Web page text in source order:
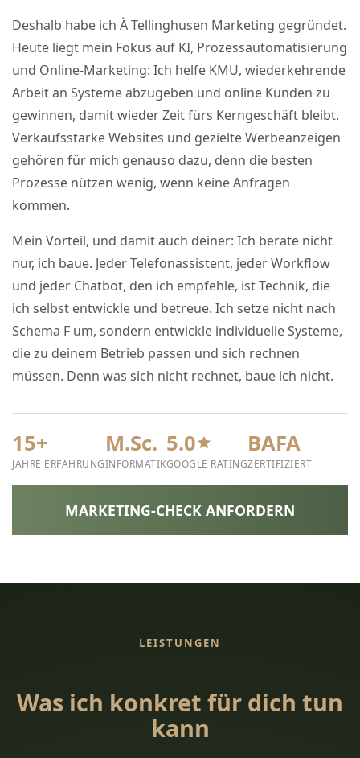
Deshalb habe ich À Tellinghusen Marketing gegründet.
Heute liegt mein Fokus auf KI, Prozessautomatisierung
und Online-Marketing: Ich helfe KMU, wiederkehrende
Arbeit an Systeme abzugeben und online Kunden zu
gewinnen, damit wieder Zeit fürs Kerngeschäft bleibt.
Verkaufsstarke Websites und gezielte Werbeanzeigen
gehören für mich genauso dazu, denn die besten
Prozesse nützen wenig, wenn keine Anfragen
kommen.
Mein Vorteil, und damit auch deiner: Ich berate nicht
nur, ich baue. Jeder Telefonassistent, jeder Workflow
und jeder Chatbot, den ich empfehle, ist Technik, die
ich selbst entwickle und betreue. Ich setze nicht nach
Schema F um, sondern entwickle individuelle Systeme,
die zu deinem Betrieb passen und sich rechnen
müssen. Denn was sich nicht rechnet, baue ich nicht.
15+
JAHRE ERFAHRUNG
M.Sc.
INFORMATIK
5.0
GOOGLE RATING
BAFA
ZERTIFIZIERT
MARKETING-CHECK ANFORDERN
LEISTUNGEN
Was ich konkret für dich tun
kann